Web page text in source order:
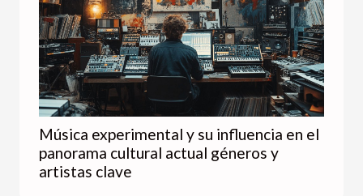
Música experimental y su influencia en el
panorama cultural actual géneros y
artistas clave